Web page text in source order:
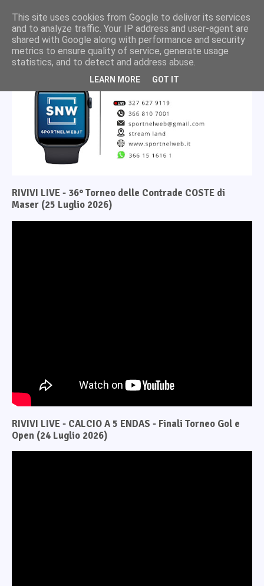
RIVIVI LIVE - 36° Torneo delle Contrade COSTE di
Maser (25 Luglio 2026)
RIVIVI LIVE - CALCIO A 5 ENDAS - Finali Torneo Gol e
Open (24 Luglio 2026)
This site uses cookies from Google to deliver its services
and to analyze traffic. Your IP address and user-agent are
shared with Google along with performance and security
metrics to ensure quality of service, generate usage
statistics, and to detect and address abuse.
LEARN MORE GOT IT